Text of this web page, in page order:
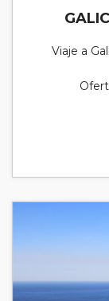
Viaje a